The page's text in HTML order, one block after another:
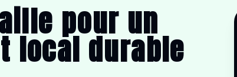
pour un
local durable